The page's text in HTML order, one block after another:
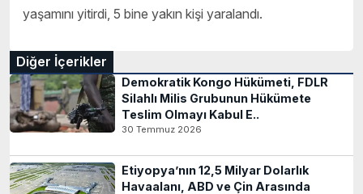
yaşamını yitirdi, 5 bine yakın kişi yaralandı.
Diğer İçerikler
Demokratik Kongo Hükümeti, FDLR
Silahlı Milis Grubunun Hükümete
Teslim Olmayı Kabul E..
30 Temmuz 2026
Etiyopya’nın 12,5 Milyar Dolarlık
Havaalanı, ABD ve Çin Arasında